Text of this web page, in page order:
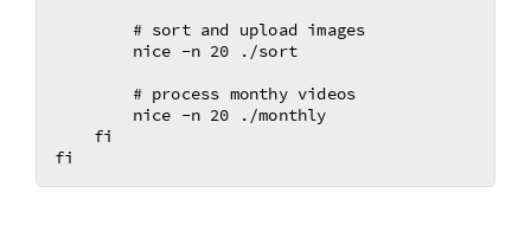
        # sort and upload images
        nice -n 20 ./sort
        # process monthy videos
        nice -n 20 ./monthly
    fi